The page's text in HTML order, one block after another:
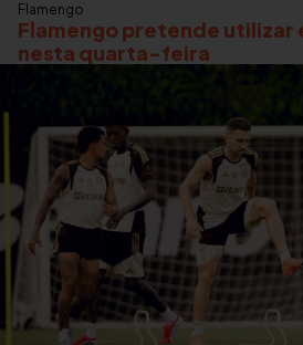
Flamengo
Flamengo pretende utilizar
nesta quarta-feira